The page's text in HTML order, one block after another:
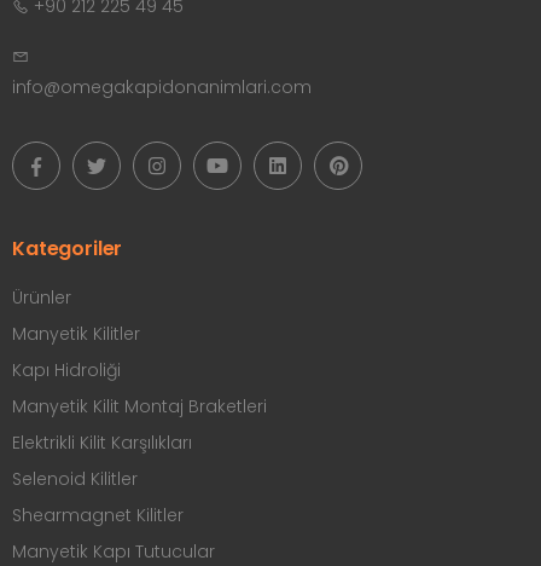
+90 212 225 49 45
info@omegakapidonanimlari.com
Kategoriler
Ürünler
Manyetik Kilitler
Kapı Hidroliği
Manyetik Kilit Montaj Braketleri
Elektrikli Kilit Karşılıkları
Selenoid Kilitler
Shearmagnet Kilitler
Manyetik Kapı Tutucular